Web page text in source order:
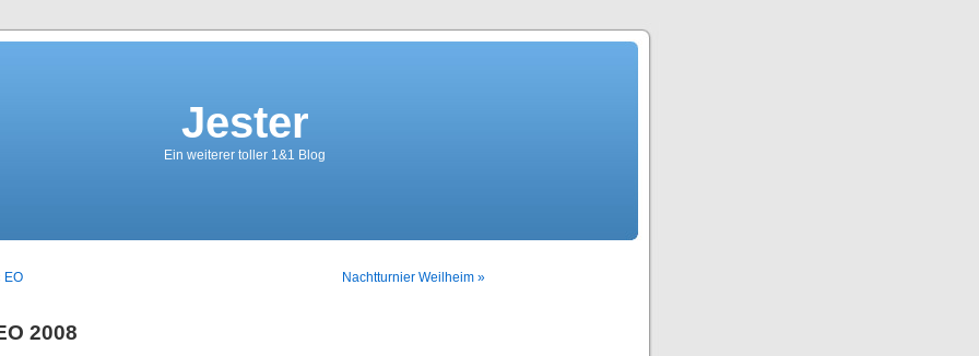
Jester
Ein weiterer toller 1&1 Blog
EO Nachtturnier Weilheim »
2008